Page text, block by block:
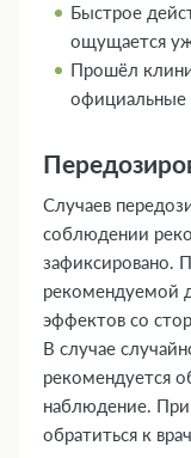
Быстрое
ощущается
Прошёл
официальные
Случаев
соблюдении
зафиксировано.
рекомендуемой
эффектов со
В случае
рекомендуется
наблюдение. При
обратиться к